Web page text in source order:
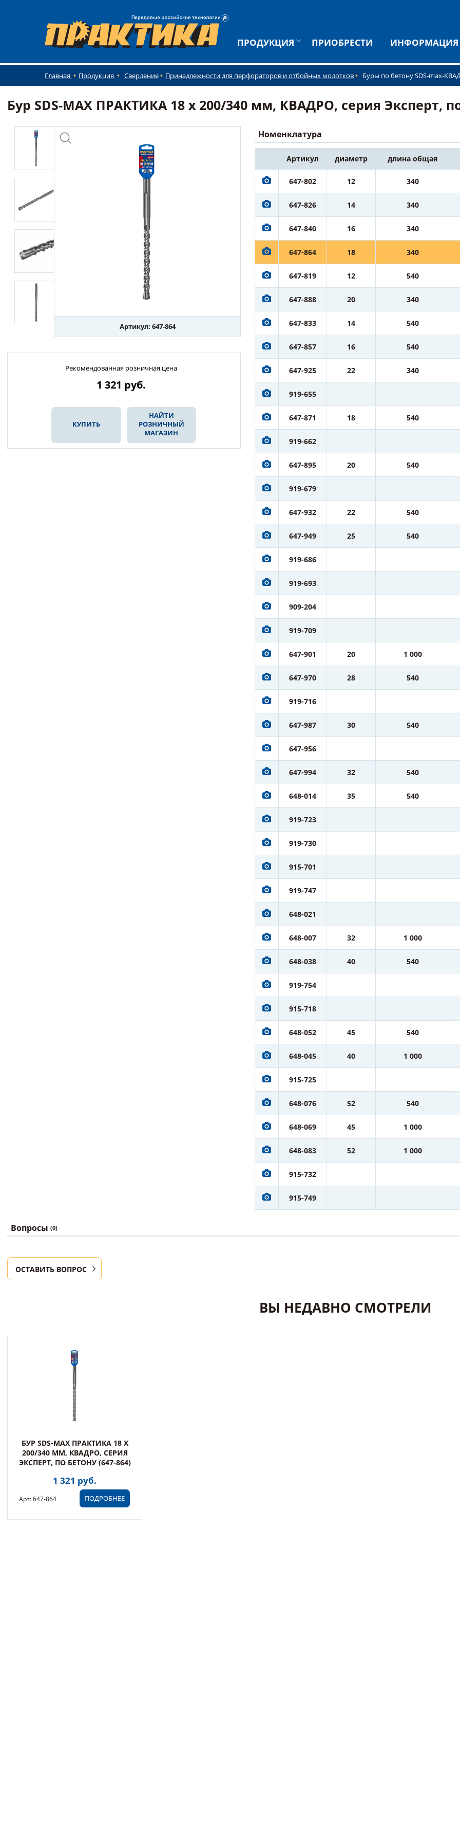
ПРОДУКЦИЯ ПРИОБРЕСТИ ИНФОРМАЦИЯ
Главная Продукция Сверление Принадлежности для перфораторов и отбойных молотков Буры по бетону SDS-max-
Бур SDS-MAX ПРАКТИКА 18 х 200/340 мм, КВАДРО, серия Эксперт,
Артикул: 647-864
Рекомендованная розничная цена
1 321 руб.
КУПИТЬ
НАЙТИ
РОЗНИЧНЫЙ
МАГАЗИН
Номенклатура
Артикул диаметр длина общая
647-802 12 340
647-826 14 340
647-840 16 340
647-864 18 340
647-819 12 540
647-888 20 340
647-833 14 540
647-857 16 540
647-925 22 340
919-655
647-871 18 540
919-662
647-895 20 540
919-679
647-932 22 540
647-949 25 540
919-686
919-693
909-204
919-709
647-901 20 1 000
647-970 28 540
919-716
647-987 30 540
647-956
647-994 32 540
648-014 35 540
919-723
919-730
915-701
919-747
648-021
648-007 32 1 000
648-038 40 540
919-754
915-718
648-052 45 540
648-045 40 1 000
915-725
648-076 52 540
648-069 45 1 000
648-083 52 1 000
915-732
915-749
Вопросы (0)
ОСТАВИТЬ ВОПРОС
ВЫ НЕДАВНО СМОТРЕЛИ
БУР SDS-MAX ПРАКТИКА 18 Х
200/340 ММ, КВАДРО, СЕРИЯ
ЭКСПЕРТ, ПО БЕТОНУ (647-864)
1 321 руб.
ПОДРОБНЕЕ
Арт: 647-864